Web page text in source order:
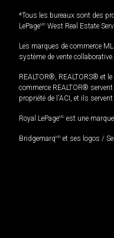
*Tous les bureaux sont des
LePageMD West Real Estate
Les marques de commerce
système de vente collaborative.
REALTOR®, REALTORS® et
commerce REALTOR®
propriété de l'ACI, et ils
Royal LePageMD est une
BridgemarqMD et ses logos /